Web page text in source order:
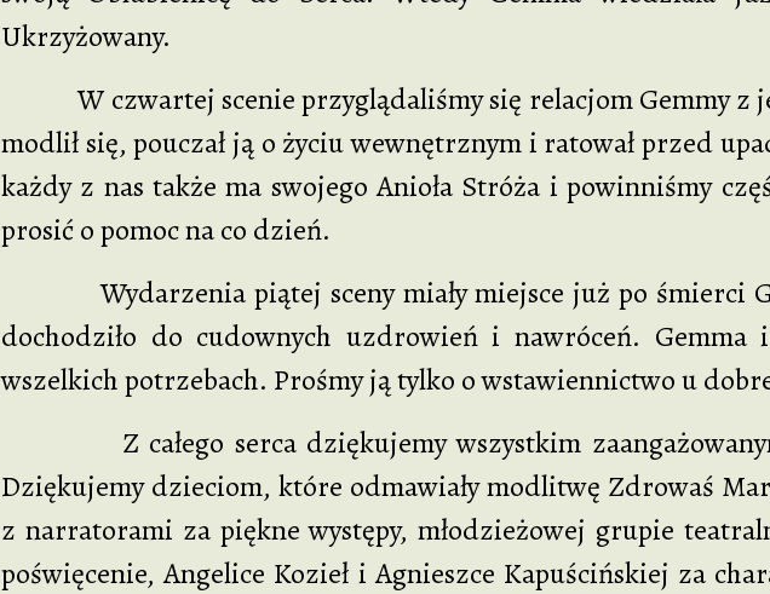
Ukrzyżowany.
W czwartej scenie przyglądaliśmy się relacjom Gemmy z
modlił się, pouczał ją o życiu wewnętrznym i ratował przed
każdy z nas także ma swojego Anioła Stróża i powinniśmy
prosić o pomoc na co dzień.
Wydarzenia piątej sceny miały miejsce już po śmierci
dochodziło do cudownych uzdrowień i nawróceń.
wszelkich potrzebach. Prośmy ją tylko o wstawiennictwo u
Z całego serca dziękujemy wszystkim
Dziękujemy dzieciom, które odmawiały modlitwę Zdrowaś
z narratorami za piękne występy, młodzieżowej grupie
poświęcenie, Angelice Kozieł i Agnieszce Kapuścińskiej za